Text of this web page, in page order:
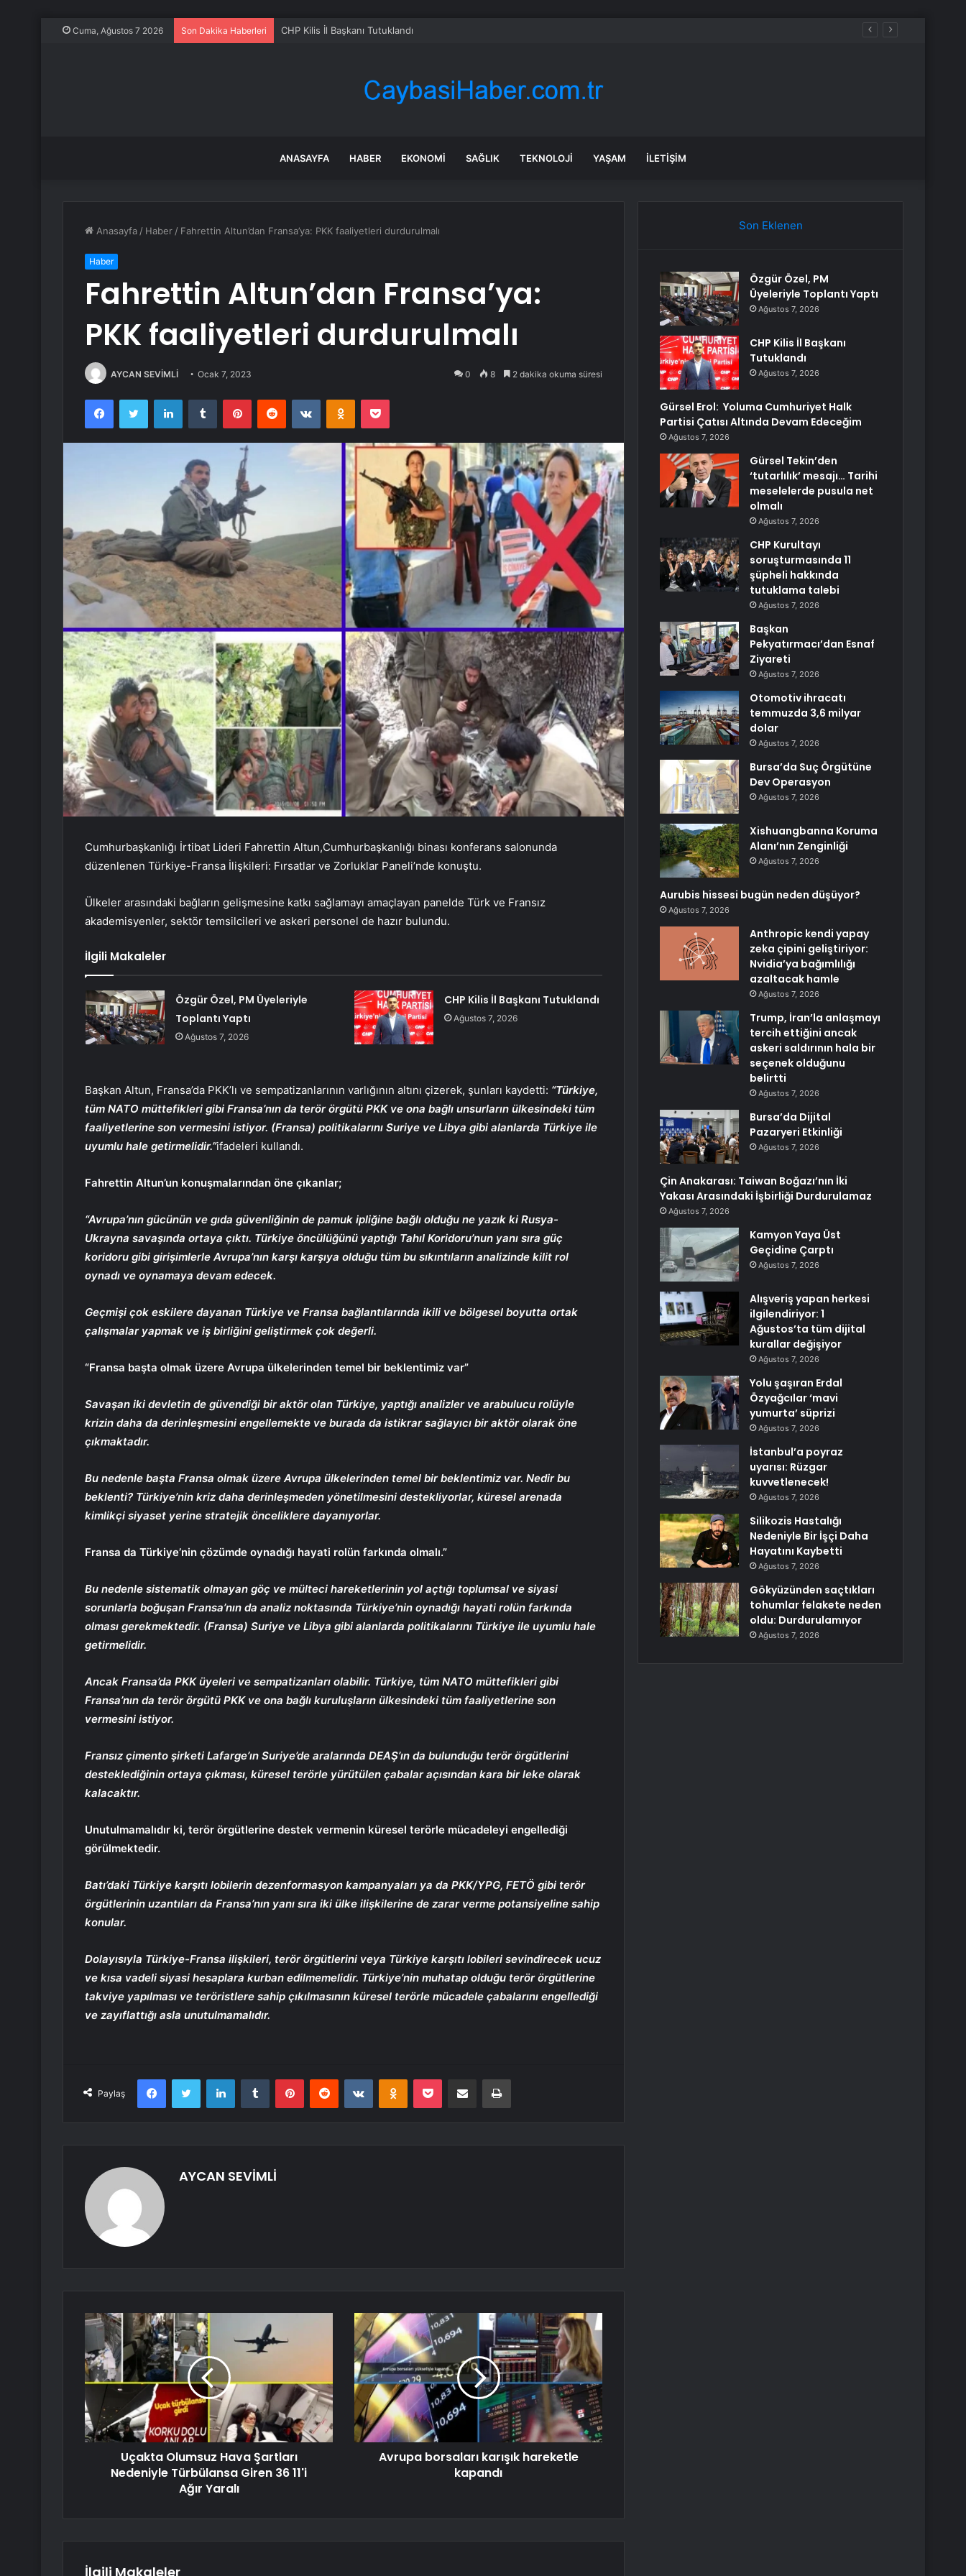
Cuma, Ağustos 7 2026 Son Dakika Haberleri CHP Kilis İl Başkanı Tutuklandı
ANASAYFA HABER EKONOMI SAĞLIK TEKNOLOJI YAŞAM İLETIŞIM
Anasayfa / Haber / Fahrettin Altun’dan Fransa’ya: PKK faaliyetleri durdurulmalı
Haber
Fahrettin Altun’dan Fransa’ya:
PKK faaliyetleri durdurulmalı
AYCAN SEVİMLİ Ocak 7, 2023 0 8 2 dakika okuma süresi
FacebookTwitter LinkedInTumblr PinterestReddit VKontakteOdnoklassniki
Pocket
Cumhurbaşkanlığı İrtibat Lideri Fahrettin Altun,Cumhurbaşkanlığı binası konferans salonunda
düzenlenen Türkiye-Fransa İlişkileri: Fırsatlar ve Zorluklar Paneli’nde konuştu.
Ülkeler arasındaki bağların gelişmesine katkı sağlamayı amaçlayan panelde Türk ve Fransız
akademisyenler, sektör temsilcileri ve askeri personel de hazır bulundu.
İlgili Makaleler
Özgür Özel, PM Üyeleriyle
Toplantı Yaptı
Ağustos 7, 2026
CHP Kilis İl Başkanı Tutuklandı
Ağustos 7, 2026
Başkan Altun, Fransa’da PKK’lı ve sempatizanlarının varlığının altını çizerek, şunları kaydetti: “Türkiye,
tüm NATO müttefikleri gibi Fransa’nın da terör örgütü PKK ve ona bağlı unsurların ülkesindeki tüm
faaliyetlerine son vermesini istiyor. (Fransa) politikalarını Suriye ve Libya gibi alanlarda Türkiye ile
uyumlu hale getirmelidir.”ifadeleri kullandı.
Fahrettin Altun’un konuşmalarından öne çıkanlar;
“Avrupa’nın gücünün ve gıda güvenliğinin de pamuk ipliğine bağlı olduğu ne yazık ki Rusya-
Ukrayna savaşında ortaya çıktı. Türkiye öncülüğünü yaptığı Tahıl Koridoru’nun yanı sıra güç
koridoru gibi girişimlerle Avrupa’nın karşı karşıya olduğu tüm bu sıkıntıların analizinde kilit rol
oynadı ve oynamaya devam edecek.
Geçmişi çok eskilere dayanan Türkiye ve Fransa bağlantılarında ikili ve bölgesel boyutta ortak
çalışmalar yapmak ve iş birliğini geliştirmek çok değerli.
“Fransa başta olmak üzere Avrupa ülkelerinden temel bir beklentimiz var”
Savaşan iki devletin de güvendiği bir aktör olan Türkiye, yaptığı analizler ve arabulucu rolüyle
krizin daha da derinleşmesini engellemekte ve burada da istikrar sağlayıcı bir aktör olarak öne
çıkmaktadır.
Bu nedenle başta Fransa olmak üzere Avrupa ülkelerinden temel bir beklentimiz var. Nedir bu
beklenti? Türkiye’nin kriz daha derinleşmeden yönetilmesini destekliyorlar, küresel arenada
kimlikçi siyaset yerine stratejik önceliklere dayanıyorlar.
Fransa da Türkiye’nin çözümde oynadığı hayati rolün farkında olmalı.”
Bu nedenle sistematik olmayan göç ve mülteci hareketlerinin yol açtığı toplumsal ve siyasi
sorunlarla boğuşan Fransa’nın da analiz noktasında Türkiye’nin oynadığı hayati rolün farkında
olması gerekmektedir. (Fransa) Suriye ve Libya gibi alanlarda politikalarını Türkiye ile uyumlu hale
getirmelidir.
Ancak Fransa’da PKK üyeleri ve sempatizanları olabilir. Türkiye, tüm NATO müttefikleri gibi
Fransa’nın da terör örgütü PKK ve ona bağlı kuruluşların ülkesindeki tüm faaliyetlerine son
vermesini istiyor.
Fransız çimento şirketi Lafarge’ın Suriye’de aralarında DEAŞ’ın da bulunduğu terör örgütlerini
desteklediğinin ortaya çıkması, küresel terörle yürütülen çabalar açısından kara bir leke olarak
kalacaktır.
Unutulmamalıdır ki, terör örgütlerine destek vermenin küresel terörle mücadeleyi engellediği
görülmektedir.
Batı’daki Türkiye karşıtı lobilerin dezenformasyon kampanyaları ya da PKK/YPG, FETÖ gibi terör
örgütlerinin uzantıları da Fransa’nın yanı sıra iki ülke ilişkilerine de zarar verme potansiyeline sahip
konular.
Dolayısıyla Türkiye-Fransa ilişkileri, terör örgütlerini veya Türkiye karşıtı lobileri sevindirecek ucuz
ve kısa vadeli siyasi hesaplara kurban edilmemelidir. Türkiye’nin muhatap olduğu terör örgütlerine
takviye yapılması ve teröristlere sahip çıkılmasının küresel terörle mücadele çabalarını engellediği
ve zayıflattığı asla unutulmamalıdır.
Paylaş
FacebookTwitter LinkedInTumblr PinterestReddit VKontakteOdnoklassniki
Pocket E-Posta ile paylaş Yazdır
AYCAN SEVİMLİ
Uçakta Olumsuz Hava Şartları
Nedeniyle Türbülansa Giren 36 11'i
Ağır Yaralı
Avrupa borsaları karışık hareketle
kapandı
İlgili Makaleler
Son Eklenen
Özgür Özel, PM
Üyeleriyle Toplantı Yaptı
Ağustos 7, 2026
CHP Kilis İl Başkanı
Tutuklandı
Ağustos 7, 2026
Gürsel Erol: Yoluma Cumhuriyet Halk
Partisi Çatısı Altında Devam Edeceğim
Ağustos 7, 2026
Gürsel Tekin’den
‘tutarlılık’ mesajı… Tarihi
meselelerde pusula net
olmalı
Ağustos 7, 2026
CHP Kurultayı
soruşturmasında 11
şüpheli hakkında
tutuklama talebi
Ağustos 7, 2026
Başkan
Pekyatırmacı’dan Esnaf
Ziyareti
Ağustos 7, 2026
Otomotiv ihracatı
temmuzda 3,6 milyar
dolar
Ağustos 7, 2026
Bursa’da Suç Örgütüne
Dev Operasyon
Ağustos 7, 2026
Xishuangbanna Koruma
Alanı’nın Zenginliği
Ağustos 7, 2026
Aurubis hissesi bugün neden düşüyor?
Ağustos 7, 2026
Anthropic kendi yapay
zeka çipini geliştiriyor:
Nvidia’ya bağımlılığı
azaltacak hamle
Ağustos 7, 2026
Trump, İran’la anlaşmayı
tercih ettiğini ancak
askeri saldırının hala bir
seçenek olduğunu
belirtti
Ağustos 7, 2026
Bursa’da Dijital
Pazaryeri Etkinliği
Ağustos 7, 2026
Çin Anakarası: Taiwan Boğazı’nın İki
Yakası Arasındaki İşbirliği Durdurulamaz
Ağustos 7, 2026
Kamyon Yaya Üst
Geçidine Çarptı
Ağustos 7, 2026
Alışveriş yapan herkesi
ilgilendiriyor: 1
Ağustos’ta tüm dijital
kurallar değişiyor
Ağustos 7, 2026
Yolu şaşıran Erdal
Özyağcılar ‘mavi
yumurta’ süprizi
Ağustos 7, 2026
İstanbul’a poyraz
uyarısı: Rüzgar
kuvvetlenecek!
Ağustos 7, 2026
Silikozis Hastalığı
Nedeniyle Bir İşçi Daha
Hayatını Kaybetti
Ağustos 7, 2026
Gökyüzünden saçtıkları
tohumlar felakete neden
oldu: Durdurulamıyor
Ağustos 7, 2026